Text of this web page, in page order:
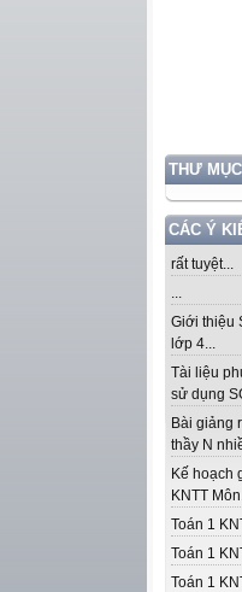
THƯ MỤC
CÁC Ý
rất tuyệt...
...
Giới thiệu
lớp 4...
Tài liệu
sử dụng
Bài giảng
thầy N
Kế hoạch
KNTT
Toán 1
Toán 1
Toán 1